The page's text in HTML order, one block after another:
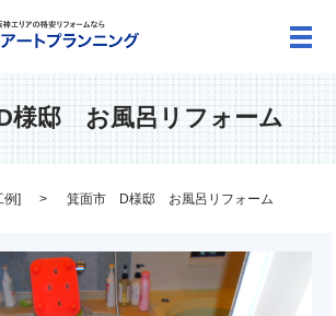
メ
邸 お風呂リフォーム
例] 箕面市 D様邸 お風呂リフォーム